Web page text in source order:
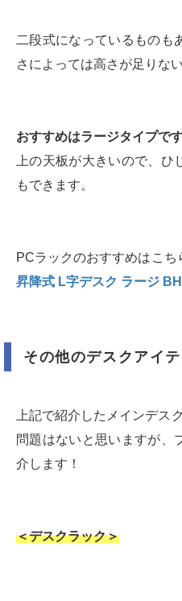
二段式になっているものも
さによっては高さが足りな
おすすめはラージタイプです
上の天板が大きいので、
もできます。
PCラックのおすすめはこ
昇降式 L字デスク ラージ
その他のデスクアイ
上記で紹介したメインデス
問題はないと思いますが、
介します！
＜デスクラック＞